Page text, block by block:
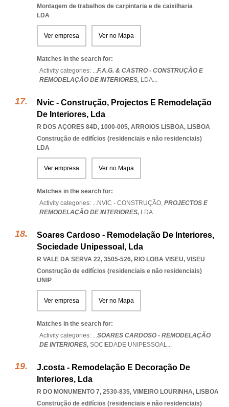
Montagem de trabalhos de carpintaria e de caixilharia
LDA
Ver empresa Ver no Mapa
Matches in the search for:
Activity categories: ...F.A.G. & CASTRO - CONSTRUÇÃO E
REMODELAÇÃO DE INTERIORES, LDA...
Nvic - Construção, Projectos E Remodelação
De Interiores, Lda
R DOS AÇORES 84D, 1000-005, ARROIOS LISBOA, LISBOA
Construção de edifícios (residenciais e não residenciais)
LDA
Ver empresa Ver no Mapa
Matches in the search for:
Activity categories: ...NVIC - CONSTRUÇÃO, PROJECTOS E
REMODELAÇÃO DE INTERIORES, LDA...
Soares Cardoso - Remodelação De Interiores,
Sociedade Unipessoal, Lda
R VALE DA SERVA 22, 3505-526, RIO LOBA VISEU, VISEU
Construção de edifícios (residenciais e não residenciais)
UNIP
Ver empresa Ver no Mapa
Matches in the search for:
Activity categories: ...SOARES CARDOSO - REMODELAÇÃO
DE INTERIORES, SOCIEDADE UNIPESSOAL...
J.costa - Remodelação E Decoração De
Interiores, Lda
R DO MONUMENTO 7, 2530-835, VIMEIRO LOURINHA, LISBOA
Construção de edifícios (residenciais e não residenciais)